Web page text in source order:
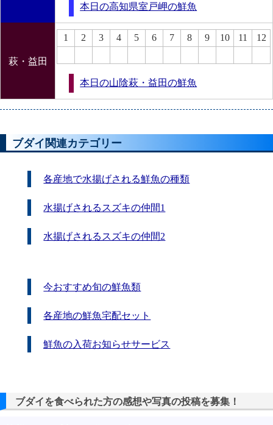
本日の高知県室戸岬の鮮魚
萩・益田
1 2 3 4 5 6 7 8 9 10 11 12
本日の山陰萩・益田の鮮魚
ブダイ関連カテゴリー
各産地で水揚げされる鮮魚の種類
水揚げされるスズキの仲間1
水揚げされるスズキの仲間2
今おすすめ旬の鮮魚類
各産地の鮮魚宅配セット
鮮魚の入荷お知らせサービス
ブダイを食べられた方の感想や写真の投稿を募集！